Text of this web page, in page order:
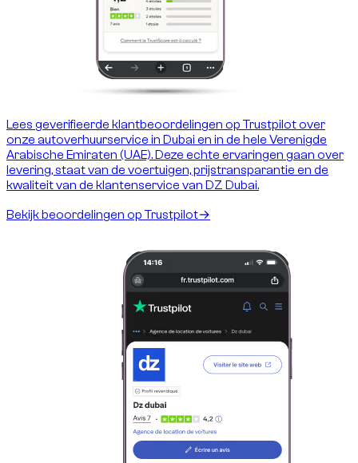
Lees geverifieerde klantbeoordelingen op Trustpilot over
onze autoverhuurservice in Dubai en in de hele Verenigde
Arabische Emiraten (UAE). Deze echte ervaringen gaan over
levering, staat van de voertuigen, prijstransparantie en de
kwaliteit van de klantenservice van DZ Dubai.
Bekijk beoordelingen op Trustpilot→